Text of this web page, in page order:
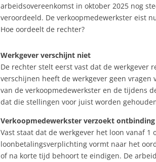
arbeidsovereenkomst in oktober 2025 nog
veroordeeld. De verkoopmedewerkster eist
Hoe oordeelt de rechter?
Werkgever verschijnt niet
De rechter stelt eerst vast dat de werkgever
verschijnen heeft de werkgever geen
van de verkoopmedewerkster en de tijdens
dat die stellingen voor juist worden
Verkoopmedewerkster verzoekt
Vast staat dat de werkgever het loon vanaf
loonbetalingsverplichting vormt naar het
of na korte tijd behoort te eindigen. De